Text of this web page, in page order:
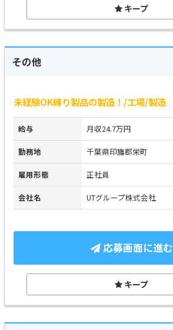
キープ
その他
未経験OK練り製品の製造！/工場/製造
給与 月収24.7万円
勤務地 千葉県印旛郡栄町
雇用形態 正社員
会社名 UTグループ株式会社
応募画面に進む
キープ